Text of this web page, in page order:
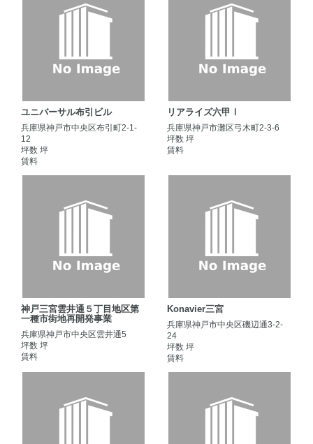
ユニバーサル布引ビル
兵庫県神戸市中央区布引町2-1-
12
坪数 坪
賃料
リアライズ六甲Ⅰ
兵庫県神戸市灘区弓木町2-3-6
坪数 坪
賃料
神戸三宮雲井通５丁目地区第
一種市街地再開発事業
兵庫県神戸市中央区雲井通5
坪数 坪
賃料
Konavier三宮
兵庫県神戸市中央区磯辺通3-2-
24
坪数 坪
賃料